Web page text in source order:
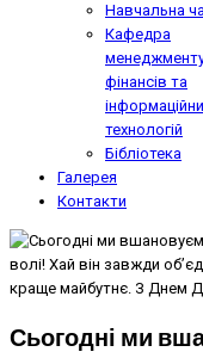
Навчальна
Кафедра
фінансів та
технологій
Бібліотека
Галерея
Контакти
Сьогодні ми